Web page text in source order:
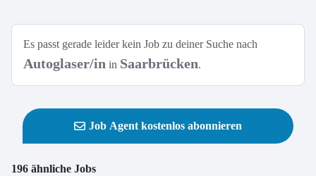
Es passt gerade leider kein Job zu deiner Suche nach
Autoglaser/in in Saarbrücken.
Job Agent kostenlos abonnieren
196 ähnliche Jobs